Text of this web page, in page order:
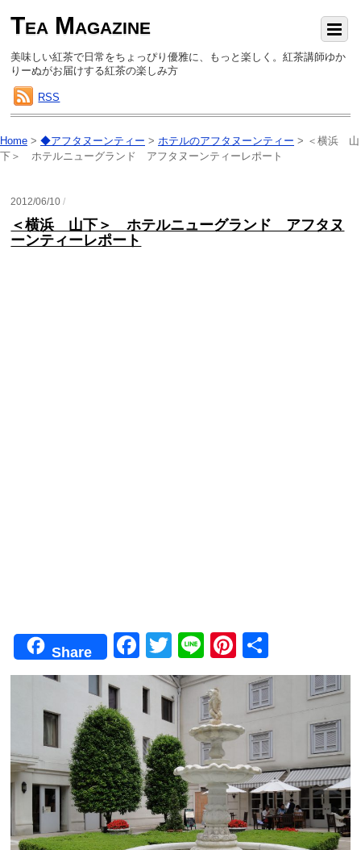
Tea Magazine
美味しい紅茶で日常をちょっぴり優雅に、もっと楽しく。紅茶講師ゆか
りーぬがお届けする紅茶の楽しみ方
RSS
Home > ◆アフタヌーンティー > ホテルのアフタヌーンティー > ＜横浜 山
下＞ ホテルニューグランド アフタヌーンティーレポート
2012/06/10/
＜横浜 山下＞ ホテルニューグランド アフタヌ
ーンティーレポート
Share
F
a
c
e
b
o
o
k
T
wi
tt
er
Li
n
e
Pi
nt
er
e
st
有